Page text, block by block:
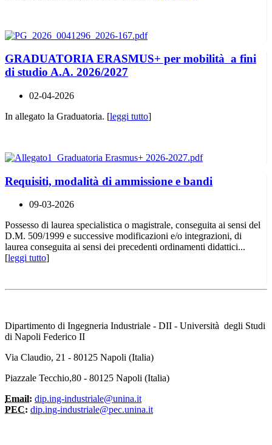
GRADUATORIA ERASMUS+ per mobilità a fini
di studio A.A. 2026/2027
02-04-2026
In allegato la Graduatoria. [leggi tutto]
Requisiti, modalità di ammissione e bandi
09-03-2026
Possesso di laurea specialistica o magistrale, conseguita ai sensi del
D.M. 509/1999 e successive modificazioni e/o integrazioni, di
laurea conseguita ai sensi dei precedenti ordinamenti didattici...
[leggi tutto]
Dipartimento di Ingegneria Industriale - DII - Università degli Studi
di Napoli Federico II
Via Claudio, 21 - 80125 Napoli (Italia)
Piazzale Tecchio,80 - 80125 Napoli (Italia)
Email: dip.ing-industriale@unina.it
PEC: dip.ing-industriale@pec.unina.it